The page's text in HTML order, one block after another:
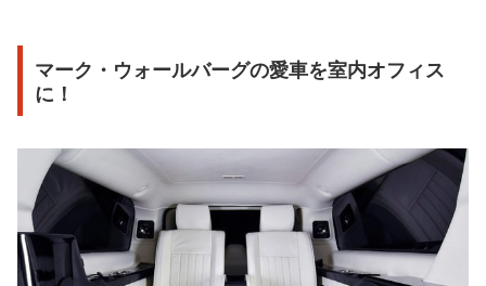
マーク・ウォールバーグの愛車を室内オフィス
に！